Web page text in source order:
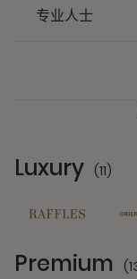
专业人士
Luxury (11)
Premium